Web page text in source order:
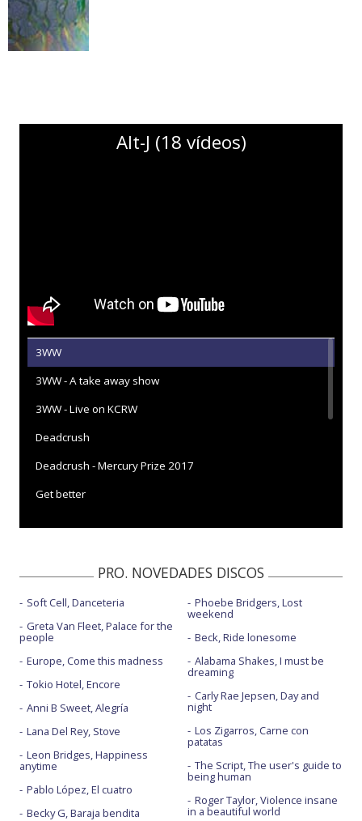
Alt-J (18 vídeos)
3WW
3WW - A take away show
3WW - Live on KCRW
Deadcrush
Deadcrush - Mercury Prize 2017
Get better
Hard drive gold - Live for 6 Music
In cold blood
In cold blood - con Pusha T y Twin Shadow
In cold blood - Jimmy Kimmel Live
In cold blood - Later... with Jools Holland
Pleader
U&ME
PRO. NOVEDADES DISCOS
Soft Cell, Danceteria
Greta Van Fleet, Palace for the
people
Europe, Come this madness
Tokio Hotel, Encore
Anni B Sweet, Alegría
Lana Del Rey, Stove
Leon Bridges, Happiness
anytime
Pablo López, El cuatro
Becky G, Baraja bendita
Phoebe Bridgers, Lost
weekend
Beck, Ride lonesome
Alabama Shakes, I must be
dreaming
Carly Rae Jepsen, Day and
night
Los Zigarros, Carne con
patatas
The Script, The user's guide to
being human
Roger Taylor, Violence insane
in a beautiful world